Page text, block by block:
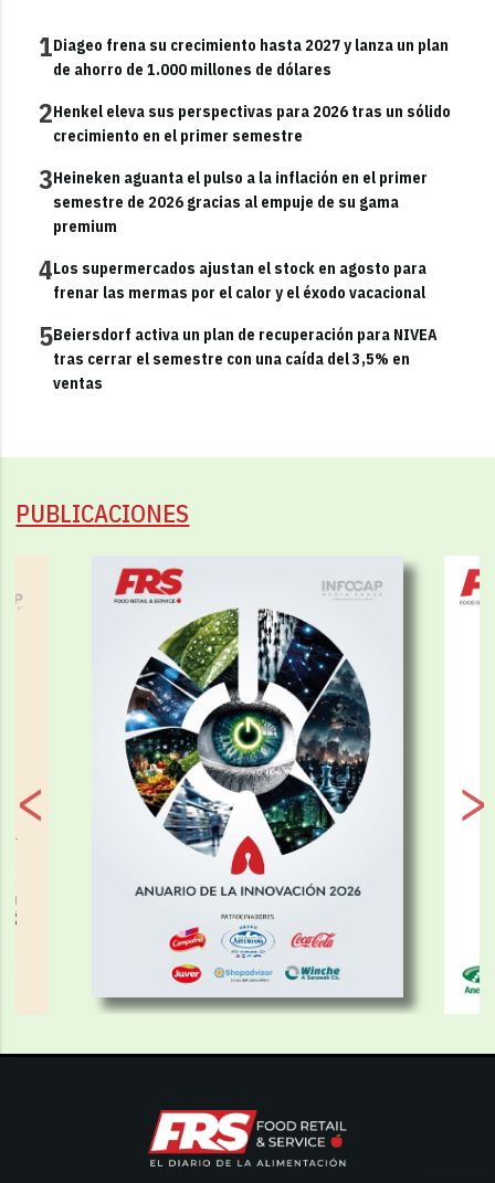
1Diageo frena su crecimiento hasta 2027 y lanza un plan
de ahorro de 1.000 millones de dólares
2Henkel eleva sus perspectivas para 2026 tras un sólido
crecimiento en el primer semestre
3Heineken aguanta el pulso a la inflación en el primer
semestre de 2026 gracias al empuje de su gama
premium
4Los supermercados ajustan el stock en agosto para
frenar las mermas por el calor y el éxodo vacacional
5Beiersdorf activa un plan de recuperación para NIVEA
tras cerrar el semestre con una caída del 3,5% en
ventas
PUBLICACIONES